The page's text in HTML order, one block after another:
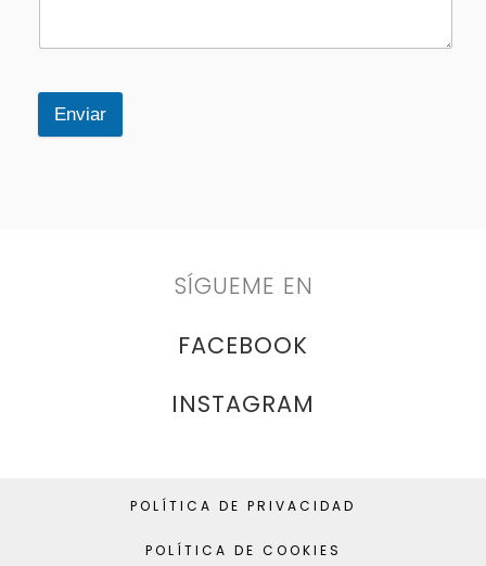
Enviar
SÍGUEME EN
FACEBOOK
INSTAGRAM
POLÍTICA DE PRIVACIDAD
POLÍTICA DE COOKIES